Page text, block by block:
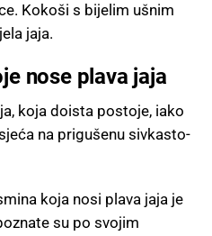
Kokoši s bijelim ušnim
jaja.
nose plava jaja
koja doista postoje, iako
na prigušenu sivkasto-
koja nosi plava jaja je
su po svojim